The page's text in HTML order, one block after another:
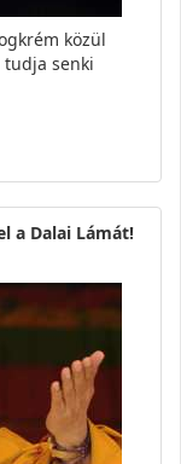
közül
tudja senki
a Dalai Lámát!